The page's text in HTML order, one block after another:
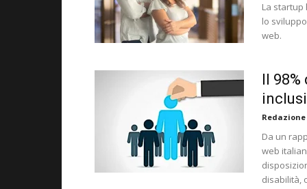
La startup
lo
web.
Il
Da un
web
disabilità,